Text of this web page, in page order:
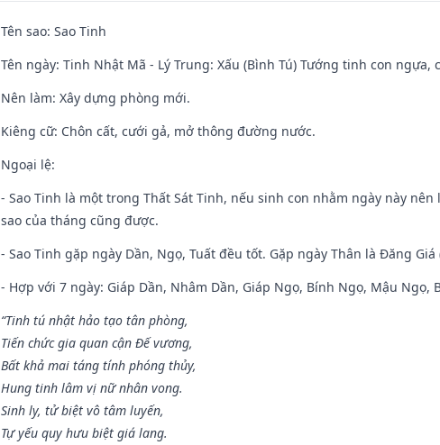
Tên sao: Sao Tinh
Tên ngày: Tinh Nhật Mã - Lý Trung: Xấu (Bình Tú) Tướng tinh con
Nên làm: Xây dựng phòng mới.
Kiêng cữ: Chôn cất, cưới gả, mở thông đường nước.
Ngoại lệ:
- Sao Tinh là một trong Thất Sát Tinh, nếu sinh con nhằm ngày này
sao của tháng cũng được.
- Sao Tinh gặp ngày Dần, Ngọ, Tuất đều tốt. Gặp ngày Thân là Đăng
- Hợp với 7 ngày: Giáp Dần, Nhâm Dần, Giáp Ngọ, Bính Ngọ, Mậu Ngọ,
“Tinh tú nhật hảo tạo tân phòng,
Tiến chức gia quan cận Đế vương,
Bất khả mai táng tính phóng thủy,
Hung tinh lâm vị nữ nhân vong.
Sinh ly, tử biệt vô tâm luyến,
Tự yếu quy hưu biệt giá lang.